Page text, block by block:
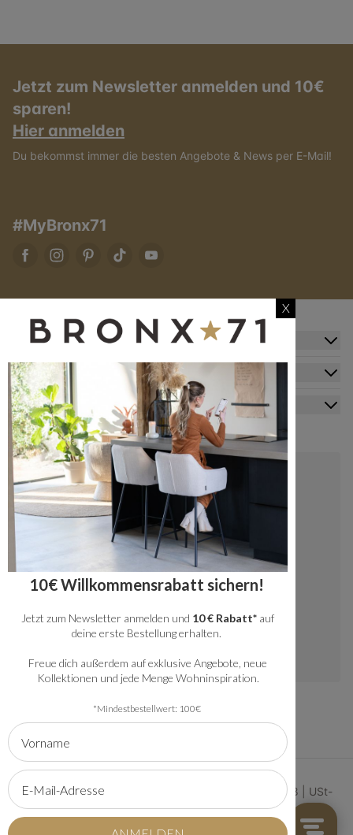
Jetzt zum Newsletter anmelden und 10€
sparen!
Hier anmelden
Du bekommst immer die besten Angebote & News per E-Mail!
#MyBronx71
Zusatzinformation
Kundendienst
Mein Konto
Kontakt
+49 20341512060
kundenservice@bronx71.com
Wir reagieren werktags innerhalb von 48
Stunden auf deine Fragen.
Instagram
© 2026 | Bronx71 | Handelsregister Nummer 61134368 | USt-
IdNr: NL854222881B01
X
10€ Willkommensrabatt sichern!
Jetzt zum Newsletter anmelden und 10 € Rabatt* auf
deine erste Bestellung erhalten.
Freue dich außerdem auf exklusive Angebote, neue
Kollektionen und jede Menge Wohninspiration.
*Mindestbestellwert: 100€